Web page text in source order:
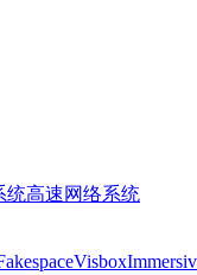
统高速网络系统
Visbox